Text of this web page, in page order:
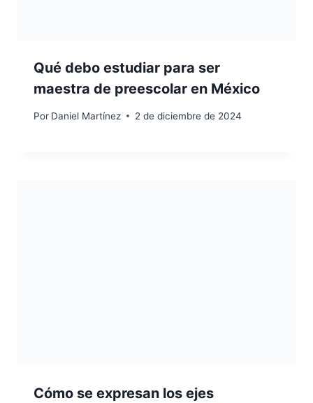
Qué debo estudiar para ser
maestra de preescolar en México
Por Daniel Martínez 2 de diciembre de 2024
Cómo se expresan los ejes